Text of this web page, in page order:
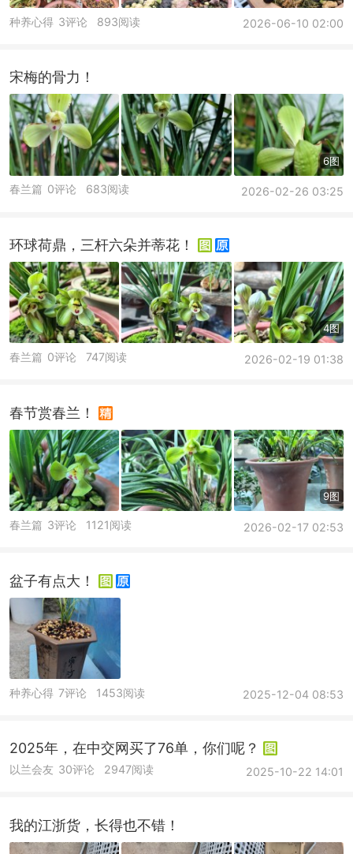
种养心得 2026-06-10 02:00
3评论 893阅读
宋梅的骨力！
6图
春兰篇 2026-02-26 03:25
0评论 683阅读
环球荷鼎，三杆六朵并蒂花！
4图
春兰篇 2026-02-19 01:38
0评论 747阅读
春节赏春兰！
9图
春兰篇 2026-02-17 02:53
3评论 1121阅读
盆子有点大！
种养心得 2025-12-04 08:53
7评论 1453阅读
2025年，在中交网买了76单，你们呢？
以兰会友 2025-10-22 14:01
30评论 2947阅读
我的江浙货，长得也不错！